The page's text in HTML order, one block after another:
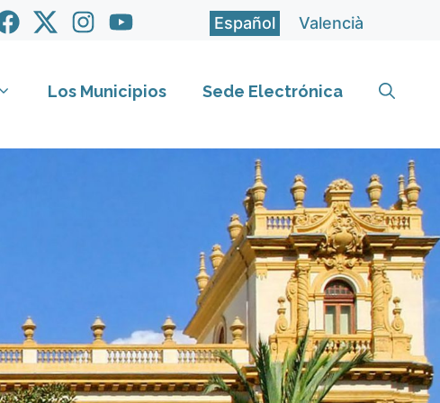
Español Valencià
Los Municipios Sede Electrónica